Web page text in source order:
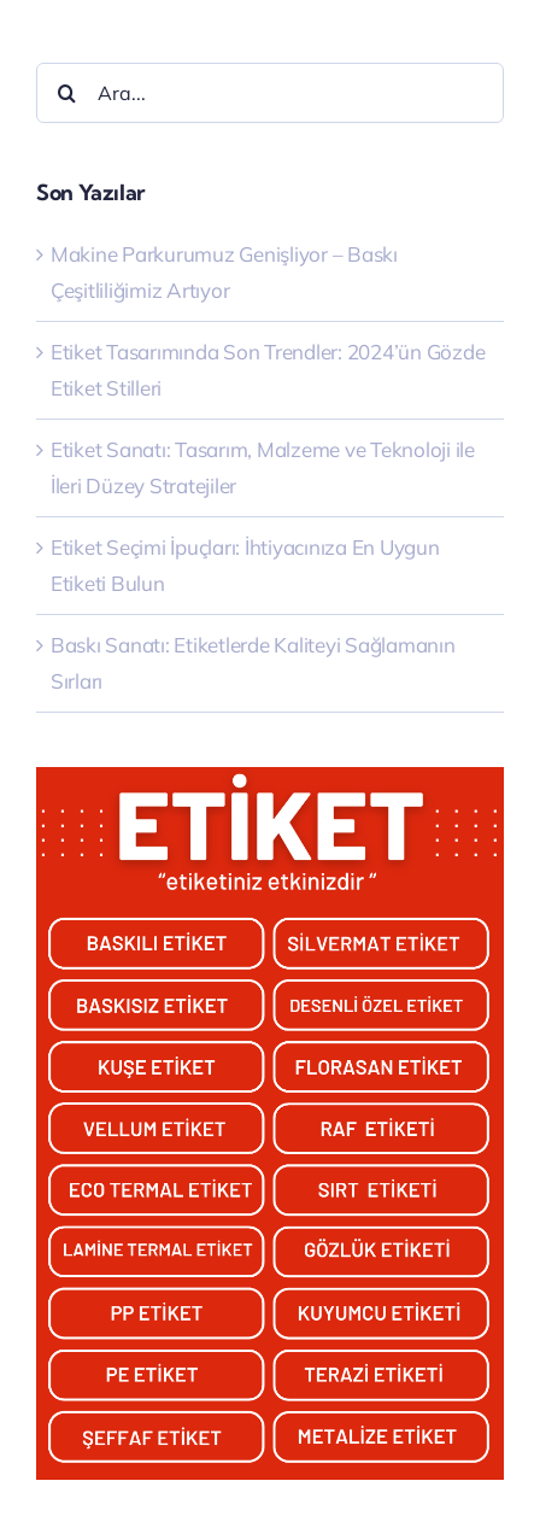
Stratejiler
Şunu
ara:
Son Yazılar
Makine Parkurumuz Genişliyor – Baskı
Çeşitliliğimiz Artıyor
Etiket Tasarımında Son Trendler: 2024’ün Gözde
Etiket Stilleri
Etiket Sanatı: Tasarım, Malzeme ve Teknoloji ile
İleri Düzey Stratejiler
Etiket Seçimi İpuçları: İhtiyacınıza En Uygun
Etiketi Bulun
Baskı Sanatı: Etiketlerde Kaliteyi Sağlamanın
Sırları